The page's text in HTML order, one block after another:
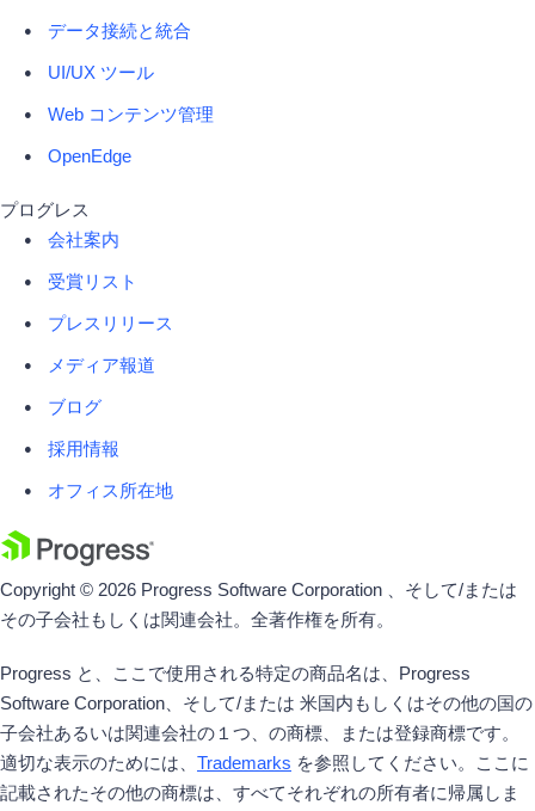
データ接続と統合
UI/UX ツール
Web コンテンツ管理
OpenEdge
プログレス
会社案内
受賞リスト
プレスリリース
メディア報道
ブログ
採用情報
オフィス所在地
Copyright © 2026 Progress Software Corporation 、そして/または
その子会社もしくは関連会社。全著作権を所有。
Progress と、ここで使用される特定の商品名は、Progress
Software Corporation、そして/または 米国内もしくはその他の国の
子会社あるいは関連会社の１つ、の商標、または登録商標です。
適切な表示のためには、 Trademarks を参照してください。ここに
記載されたその他の商標は、すべてそれぞれの所有者に帰属しま